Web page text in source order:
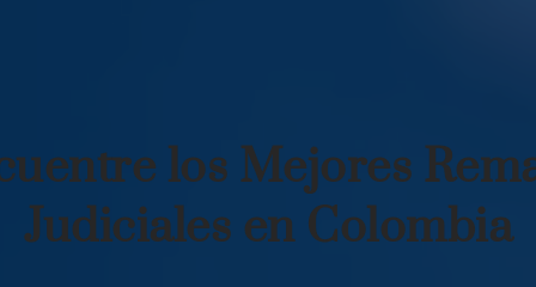
los Mejores
Judiciales en Colombia